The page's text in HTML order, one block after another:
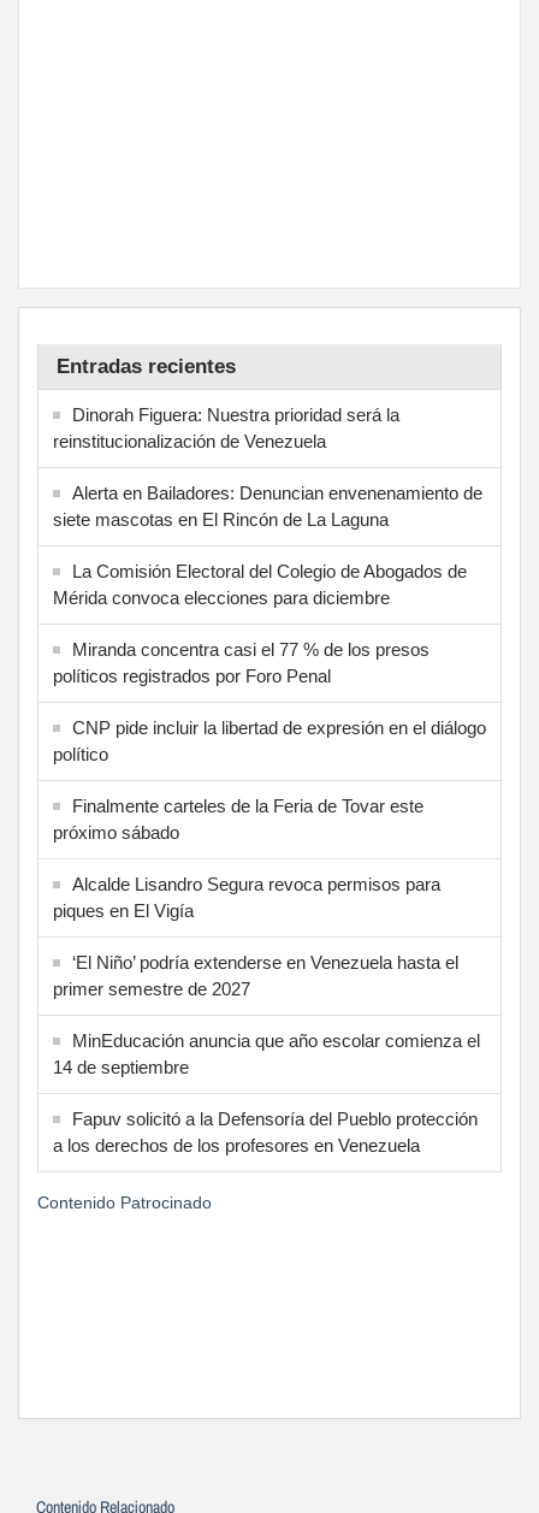
Entradas recientes
Dinorah Figuera: Nuestra prioridad será la
reinstitucionalización de Venezuela
Alerta en Bailadores: Denuncian envenenamiento de
siete mascotas en El Rincón de La Laguna
La Comisión Electoral del Colegio de Abogados de
Mérida convoca elecciones para diciembre
Miranda concentra casi el 77 % de los presos
políticos registrados por Foro Penal
CNP pide incluir la libertad de expresión en el diálogo
político
Finalmente carteles de la Feria de Tovar este
próximo sábado
Alcalde Lisandro Segura revoca permisos para
piques en El Vigía
‘El Niño’ podría extenderse en Venezuela hasta el
primer semestre de 2027
MinEducación anuncia que año escolar comienza el
14 de septiembre
Fapuv solicitó a la Defensoría del Pueblo protección
a los derechos de los profesores en Venezuela
Contenido Patrocinado
Contenido Relacionado